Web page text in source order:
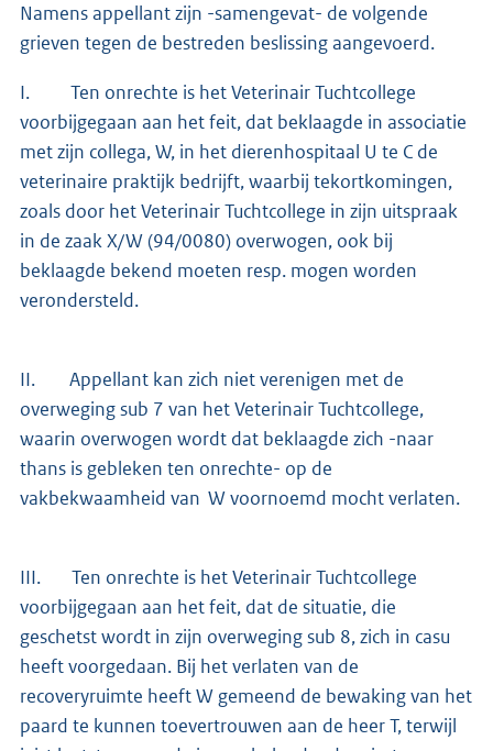
Namens appellant zijn -samengevat- de volgende
grieven tegen de bestreden beslissing aangevoerd.
I. Ten onrechte is het Veterinair Tuchtcollege
voorbijgegaan aan het feit, dat beklaagde in associatie
met zijn collega, W, in het dierenhospitaal U te C de
veterinaire praktijk bedrijft, waarbij tekortkomingen,
zoals door het Veterinair Tuchtcollege in zijn uitspraak
in de zaak X/W (94/0080) overwogen, ook bij
beklaagde bekend moeten resp. mogen worden
verondersteld.
II. Appellant kan zich niet verenigen met de
overweging sub 7 van het Veterinair Tuchtcollege,
waarin overwogen wordt dat beklaagde zich -naar
thans is gebleken ten onrechte- op de
vakbekwaamheid van W voornoemd mocht verlaten.
III. Ten onrechte is het Veterinair Tuchtcollege
voorbijgegaan aan het feit, dat de situatie, die
geschetst wordt in zijn overweging sub 8, zich in casu
heeft voorgedaan. Bij het verlaten van de
recoveryruimte heeft W gemeend de bewaking van het
paard te kunnen toevertrouwen aan de heer T, terwijl